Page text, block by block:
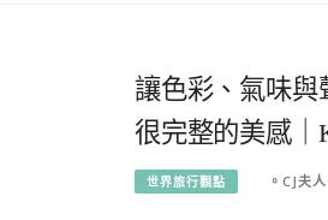
讓色彩、氣味與
很完整的美感｜
世界旅行觀點 。CJ夫人